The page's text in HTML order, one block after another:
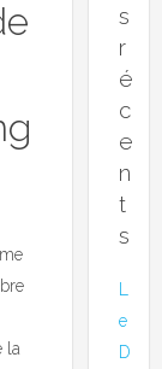
la
s
r
é
c
e
n
t
s
e
D